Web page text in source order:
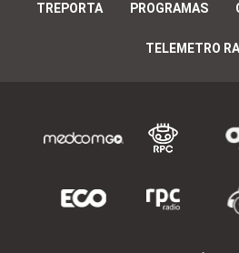
TREPORTA PROGRAMAS
TELEMETRO